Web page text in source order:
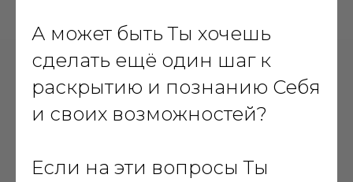
А может быть Ты хочешь
сделать ещё один шаг к
раскрытию и познанию Себя
и своих возможностей?
Если на эти вопросы Ты